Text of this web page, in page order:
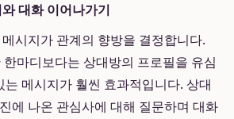
대화 이어나가기
시지가 관계의 향방을 결정합니다.
한마디보다는 상대방의 프로필을 유심
메시지가 훨씬 효과적입니다. 상대
에 나온 관심사에 대해 질문하며 대화